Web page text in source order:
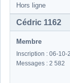
Hors ligne
Cédric 1162
Membre
Inscription : 06-10-
Messages : 2 582